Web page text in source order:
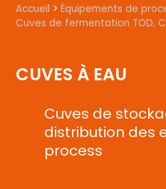
Accueil >Équipements de
Cuves de fermentation TOD,
CUVES À EAU
Cuves de
distribution des
process